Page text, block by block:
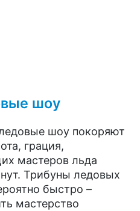
шоу
шоу покоряют
грация,
мастеров льда
Трибуны ледовых
быстро –
мастерство